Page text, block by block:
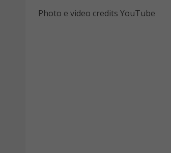
Photo e video credits YouTube